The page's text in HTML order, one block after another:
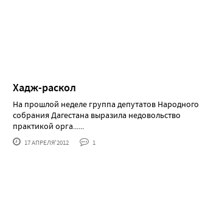
Хадж-раскол
На прошлой неделе группа депутатов Народного
собрания Дагестана выразила недовольство
практикой орга......
17 АПРЕЛЯ'2012 1